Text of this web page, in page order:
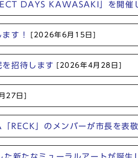
DAYS KAWASAKI」を開催
す！ [2026年6月15日]
招待します [2026年4月28日]
27日]
RECK」のメンバーが市長を表